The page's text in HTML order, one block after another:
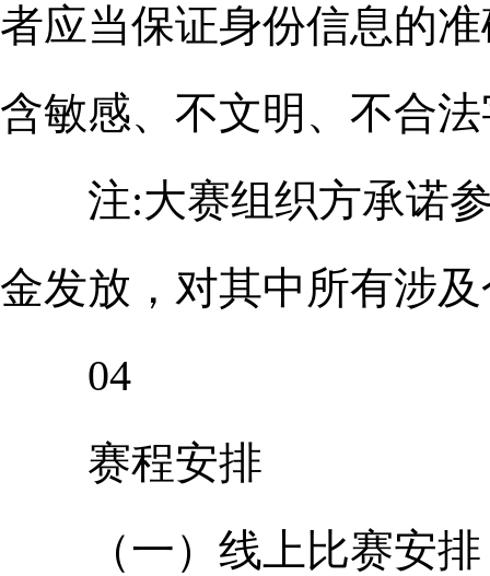
者应当保证身份信息的
含敏感、不文明、不合
注:大赛组织方承诺参
金发放，对其中所有涉
04
赛程安排
（一）线上比赛安排